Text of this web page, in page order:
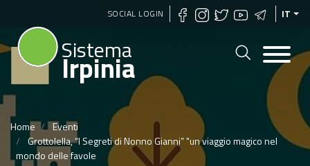
Salta
SOCIAL LOGIN IT
Sistema
Irpinia
Home
Eventi
Grottolella, “I Segreti di Nonno Gianni” "un viaggio magico nel
mondo delle favole